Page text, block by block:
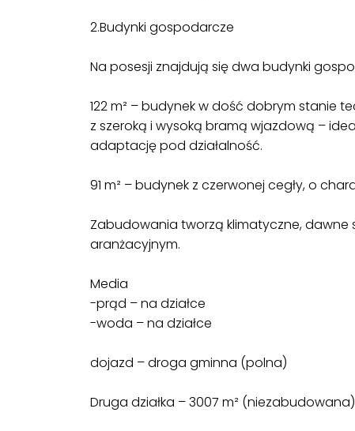
2.Budynki gospodarcze
Na posesji znajdują się dwa budynki
122 m² – budynek w dość dobrym stanie
z szeroką i wysoką bramą wjazdową –
adaptację pod działalność.
91 m² – budynek z czerwonej cegły, o
Zabudowania tworzą klimatyczne, dawne
aranżacyjnym.
Media
-prąd – na działce
-woda – na działce
dojazd – droga gminna (polna)
Druga działka – 3007 m² (niezabudowana)